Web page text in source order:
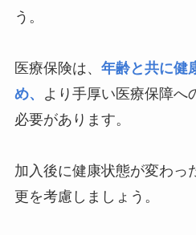
う。
医療保険は、 年齢と共に健
め、
より手厚い医療保障へ
必要があります。
加入後に健康状態が変わっ
更を考慮しましょう。